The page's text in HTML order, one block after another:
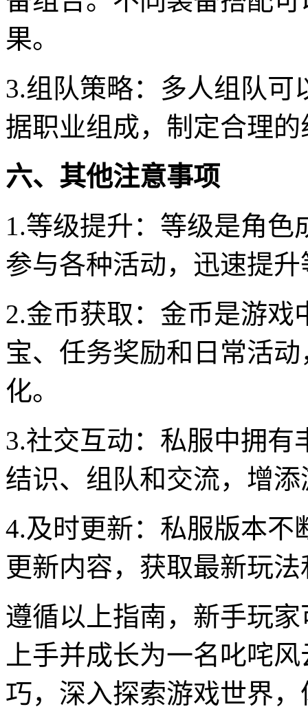
果。
3.组队策略：多人组队
据职业组成，制定合理
六、其他注意事项
1.等级提升：等级是角
参与各种活动，迅速提升
2.金币获取：金币是游戏
宝、任务奖励和日常活
化。
3.社交互动：私服中拥
结识、组队和交流，增
4.及时更新：私服版本不
更新内容，获取最新玩
遵循以上指南，新手玩
上手并成长为一名叱咤
巧，深入探索游戏世界